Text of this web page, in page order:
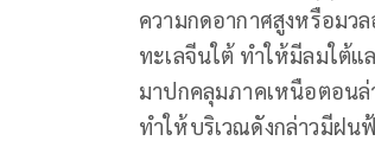
ความกดอากาศสูงหรือมว
ทะเลจีนใต้ ทำให้มีลมใต้แ
มาปกคลุมภาคเหนือตอนล่
ทำให้บริเวณดังกล่าวมีฝ